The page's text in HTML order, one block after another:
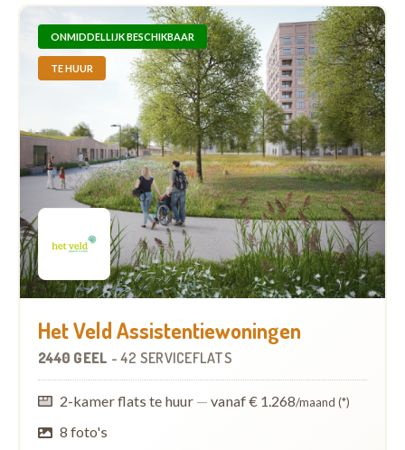
ONMIDDELLIJK BESCHIKBAAR
TE HUUR
Het Veld Assistentiewoningen
2440 GEEL - 42 SERVICEFLATS
2-kamer flats te huur — vanaf € 1.268/maand (*)
8 foto's